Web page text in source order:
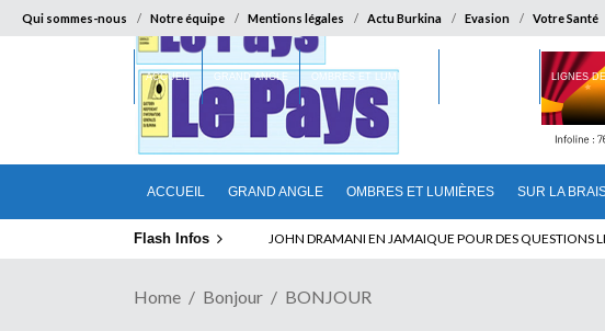
Qui sommes-nous Notre équipe Mentions légales Actu Burkina Evasion Votre Santé
ACCUEIL GRAND ANGLE OMBRES ET LUMIÈRES SUR LA
ACCUEIL GRAND ANGLE OMBRES ET LUMIÈRES LIGNES
Flash Infos ELECTION DE TALON A LA TETE DU SENAT BENINOIS
Home Bonjour BONJOUR